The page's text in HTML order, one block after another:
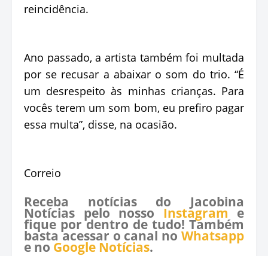
reincidência.
Ano passado, a artista também foi multada
por se recusar a abaixar o som do trio. “É
um desrespeito às minhas crianças. Para
vocês terem um som bom, eu prefiro pagar
essa multa”, disse, na ocasião.
Correio
Receba notícias do Jacobina
Notícias pelo nosso Instagram e
fique por dentro de tudo! Também
basta acessar o canal no Whatsapp
e no Google Notícias.